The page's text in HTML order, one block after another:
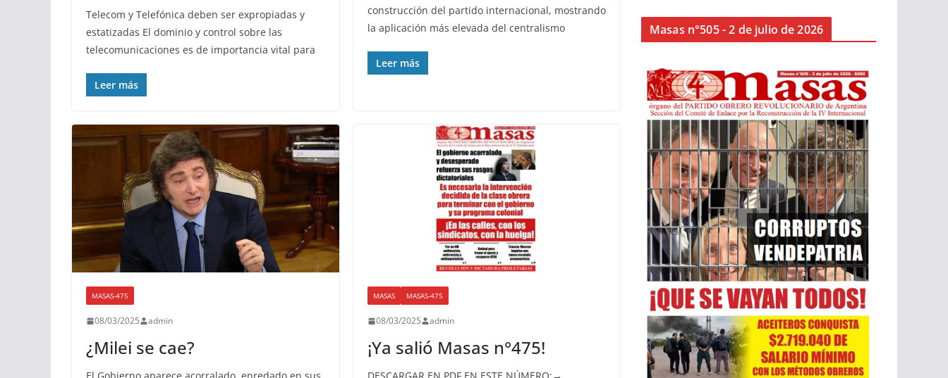
Telecom y Telefónica deben ser expropiadas y
estatizadas El dominio y control sobre las
telecomunicaciones es de importancia vital para
Leer más
construcción del partido internacional, mostrando
la aplicación más elevada del centralismo
Leer más
MASAS-475
08/03/2025 admin
¿Milei se cae?
MASAS MASAS-475
08/03/2025 admin
¡Ya salió Masas n°475!
Masas n°505 - 2 de julio de 2026